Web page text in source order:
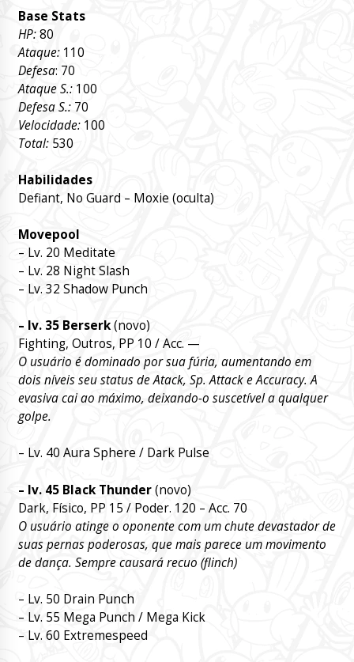
Base Stats
HP:80
Ataque:110
Defesa: 70
Ataque S.:100
Defesa S.:70
Velocidade:100
Total:530
Habilidades
Defiant, No Guard – Moxie (oculta)
Movepool
– Lv. 20 Meditate
– Lv. 28 Night Slash
– Lv. 32 Shadow Punch
– lv. 35 Berserk(novo)
Fighting, Outros, PP 10 / Acc. —
O usuário é dominado por sua fúria, aumentando em
dois níveis seu status de Atack, Sp. Attack e Accuracy. A
evasiva cai ao máximo, deixando-o suscetível a qualquer
golpe.
– Lv. 40 Aura Sphere / Dark Pulse
– lv. 45 Black Thunder(novo)
Dark, Físico, PP 15 / Poder. 120 – Acc. 70
O usuário atinge o oponente com um chute devastador de
suas pernas poderosas, que mais parece um movimento
de dança. Sempre causará recuo (flinch)
– Lv. 50 Drain Punch
– Lv. 55 Mega Punch / Mega Kick
– Lv. 60 Extremespeed